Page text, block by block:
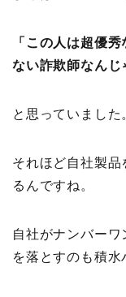
「この人は超優
ない詐欺師なんじ
と思っていました
それほど自社製
るんですね。
自社がナンバー
を落とすのも積水